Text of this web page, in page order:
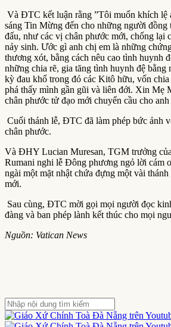
Và ĐTC kết luận rằng ”Tôi muốn khích lệ
sáng Tin Mừng đến cho những người đồng
đấu, như các vị chân phước mới, chống lại
nảy sinh. Ước gì anh chị em là những
thương xót, bằng cách nêu cao tình huynh
những chia rẽ, gia tăng tình huynh đệ bằng
kỳ đau khổ trong đó các Kitô hữu, vốn
phá thấy mình gần gũi và liên đới. Xin Mẹ
chân phước tử đạo mới chuyển cầu cho anh
Cuối thánh lễ, ĐTC đã làm phép bức ảnh
chân phước.
Và ĐHY Lucian Muresan, TGM trưởng
Rumani nghi lễ Đông phương ngỏ lời cám
ngài một mặt nhật chứa đựng một vài
mới.
Sau cùng, ĐTC mời gọi mọi người đọc
đàng và ban phép lành kết thúc cho mọi
Nguồn: Vatican News